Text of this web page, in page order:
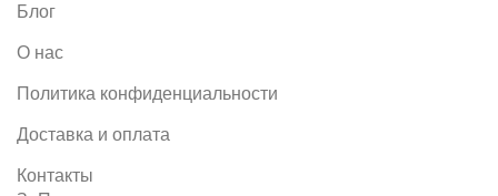
Блог
О нас
Политика конфиденциальности
Доставка и оплата
Контакты